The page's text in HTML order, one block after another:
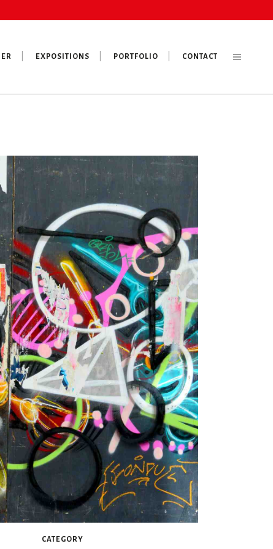
EXPOSITIONS PORTFOLIO CONTACT
CATEGORY